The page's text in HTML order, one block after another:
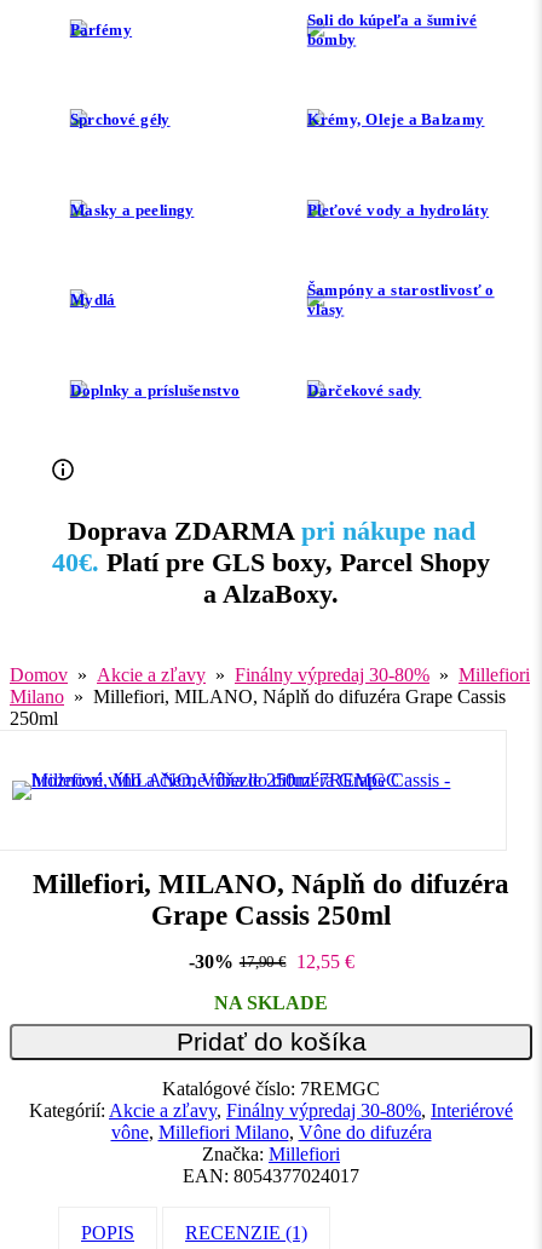
Parfémy
Soli do kúpeľa a šumivé
bomby
Sprchové gély Krémy, Oleje a Balzamy
Masky a peelingy Pleťové vody a hydroláty
Mydlá
Šampóny a starostlivosť o
vlasy
Doplnky a príslušenstvo Darčekové sady
Doprava ZDARMA pri nákupe nad
40€. Platí pre GLS boxy, Parcel Shopy
a AlzaBoxy.
Domov » Akcie a zľavy » Finálny výpredaj 30-80% » Millefiori
Milano » Millefiori, MILANO, Náplň do difuzéra Grape Cassis
250ml
Millefiori, MILANO, Náplň do difuzéra
Grape Cassis 250ml
-30% 17,90€ 12,55 €
NA SKLADE
Pridať do košíka
Katalógové číslo: 7REMGC
Kategórií: Akcie a zľavy, Finálny výpredaj 30-80%, Interiérové
vône, Millefiori Milano, Vône do difuzéra
Značka: Millefiori
EAN: 8054377024017
POPIS RECENZIE (1)